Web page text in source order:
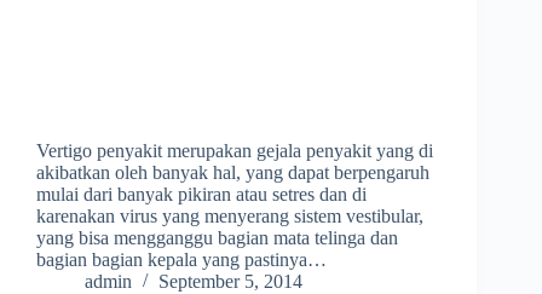
Vertigo penyakit merupakan gejala penyakit yang di
akibatkan oleh banyak hal, yang dapat berpengaruh
mulai dari banyak pikiran atau setres dan di
karenakan virus yang menyerang sistem vestibular,
yang bisa mengganggu bagian mata telinga dan
bagian bagian kepala yang pastinya…
admin
September 5, 2014